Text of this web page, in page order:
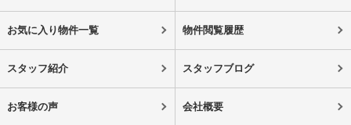
お気に入り物件一覧 物件閲覧履歴
スタッフ紹介 スタッフブログ
お客様の声 会社概要